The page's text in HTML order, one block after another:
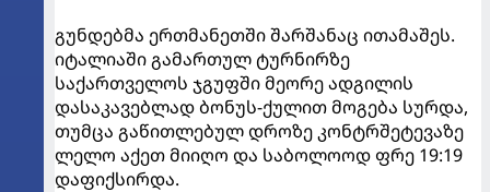
გუნდებმა ერთმანეთში შარშანაც ითამაშეს.
იტალიაში გამართულ ტურნირზე
საქართველოს ჯგუფში მეორე ადგილის
დასაკავებლად ბონუს-ქულით მოგება სურდა,
თუმცა გაწითლებულ დროზე კონტრშეტევაზე
ლელო აქეთ მიიღო და საბოლოოდ ფრე 19:19
დაფიქსირდა.